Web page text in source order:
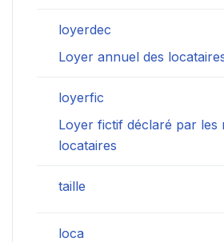
loyerdec
Loyer annuel des
loyerfic
Loyer fictif déclaré par les
locataires
taille
loca